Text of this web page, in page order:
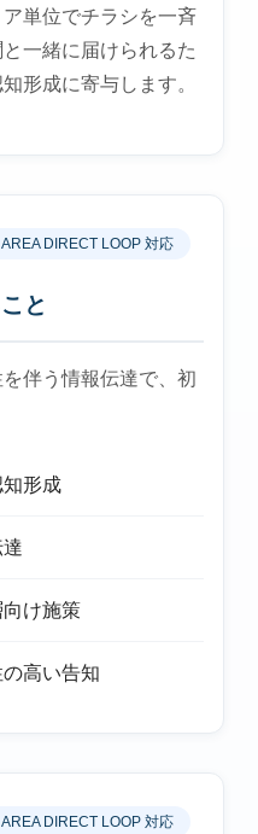
単位でチラシを一斉
一緒に届けられるた
形成に寄与します。
AREA DIRECT LOOP 対応
と
伴う情報伝達で、初
形成
け施策
高い告知
AREA DIRECT LOOP 対応